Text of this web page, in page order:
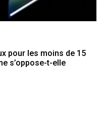
pour les moins de 15
s’oppose-t-elle